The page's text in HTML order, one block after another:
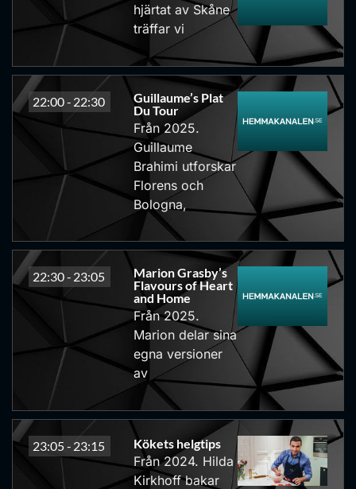
hjärtat av Skåne
träffar vi
22:00 - 22:30
Guillaume’s Plat
Du Tour
Från 2025.
Guillaume
Brahimi utforskar
Florens och
Bologna,
22:30 - 23:05
Marion Grasby’s
Flavours of Heart
and Home
Från 2025.
Marion delar sina
egna versioner
av
23:05 - 23:15 Kökets helgtips
Från 2024. Hilda
Kirkhoff bakar